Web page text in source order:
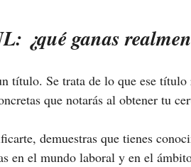
¿qué ganas
título. Se trata de lo que ese
que notarás al obtener tu
demuestras que tienes
en el mundo laboral y en el